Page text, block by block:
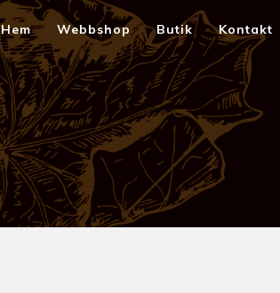
Hem Webbshop Butik Kontakt